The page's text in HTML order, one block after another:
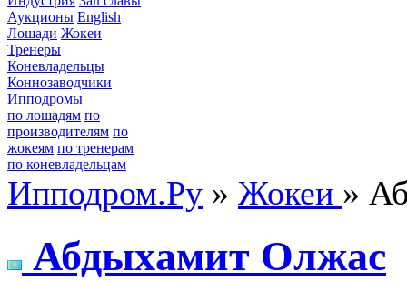
Аукционы English
Лошади Жокеи
Тренеры
Коневладельцы
Коннозаводчики
Ипподромы
по лошадям по
производителям по
жокеям по тренерам
по коневладельцам
Ипподром.Ру » Жокеи »
Абдыxaмит Oлжaс